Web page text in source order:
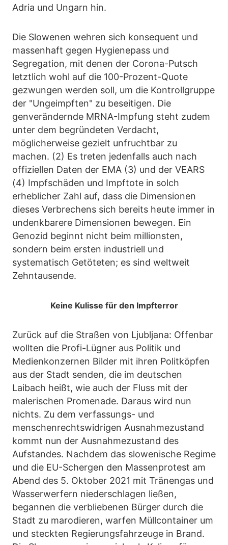
Adria und Ungarn hin.
Die Slowenen wehren sich konsequent und
massenhaft gegen Hygienepass und
Segregation, mit denen der Corona-Putsch
letztlich wohl auf die 100-Prozent-Quote
gezwungen werden soll, um die Kontrollgruppe
der "Ungeimpften" zu beseitigen. Die
genverändernde MRNA-Impfung steht zudem
unter dem begründeten Verdacht,
möglicherweise gezielt unfruchtbar zu
machen. (2) Es treten jedenfalls auch nach
offiziellen Daten der EMA (3) und der VEARS
(4) Impfschäden und Impftote in solch
erheblicher Zahl auf, dass die Dimensionen
dieses Verbrechens sich bereits heute immer in
undenkbarere Dimensionen bewegen. Ein
Genozid beginnt nicht beim millionsten,
sondern beim ersten industriell und
systematisch Getöteten; es sind weltweit
Zehntausende.
Keine Kulisse für den Impfterror
Zurück auf die Straßen von Ljubljana: Offenbar
wollten die Profi-Lügner aus Politik und
Medienkonzernen Bilder mit ihren Politköpfen
aus der Stadt senden, die im deutschen
Laibach heißt, wie auch der Fluss mit der
malerischen Promenade. Daraus wird nun
nichts. Zu dem verfassungs- und
menschenrechtswidrigen Ausnahmezustand
kommt nun der Ausnahmezustand des
Aufstandes. Nachdem das slowenische Regime
und die EU-Schergen den Massenprotest am
Abend des 5. Oktober 2021 mit Tränengas und
Wasserwerfern niederschlagen ließen,
begannen die verbliebenen Bürger durch die
Stadt zu marodieren, warfen Müllcontainer um
und steckten Regierungsfahrzeuge in Brand.